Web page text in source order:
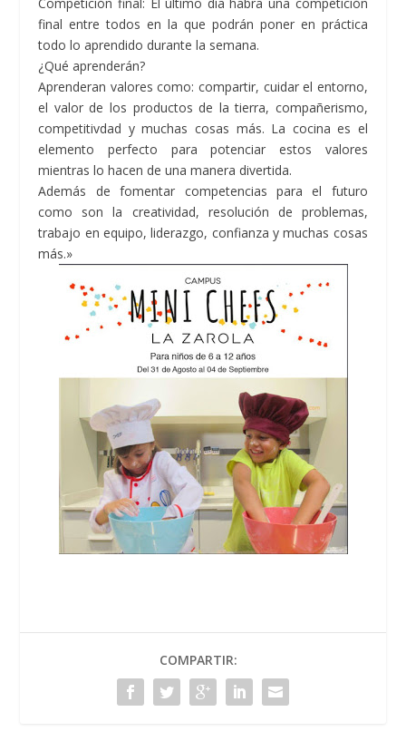
final entre todos en la que podrán poner en práctica
todo lo aprendido durante la semana.
¿Qué aprenderán?
Aprenderan valores como: compartir, cuidar el entorno,
el valor de los productos de la tierra, compañerismo,
competitivdad y muchas cosas más. La cocina es el
elemento perfecto para potenciar estos valores
mientras lo hacen de una manera divertida.
Además de fomentar competencias para el futuro
como son la creatividad, resolución de problemas,
trabajo en equipo, liderazgo, confianza y muchas cosas
más.»
COMPARTIR: